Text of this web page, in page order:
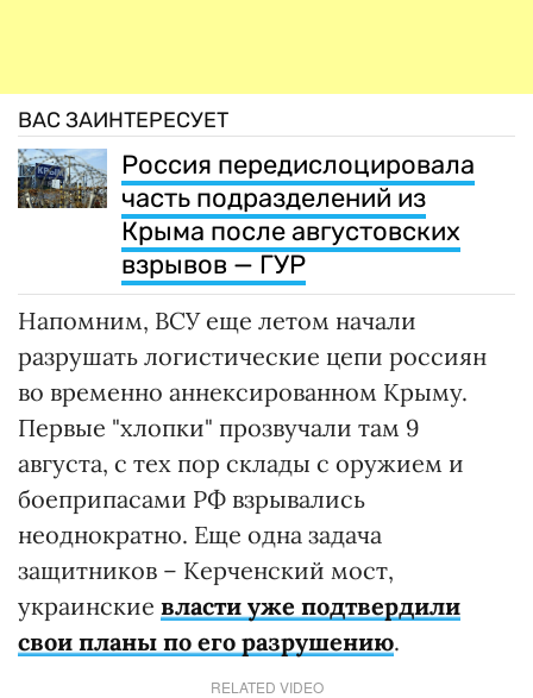
ВАС ЗАИНТЕРЕСУЕТ
Россия передислоцировала
часть подразделений из
Крыма после августовских
взрывов — ГУР
Напомним, ВСУ еще летом начали
разрушать логистические цепи россиян
во временно аннексированном Крыму.
Первые "хлопки" прозвучали там 9
августа, с тех пор склады с оружием и
боеприпасами РФ взрывались
неоднократно. Еще одна задача
защитников – Керченский мост,
украинские власти уже подтвердили
свои планы по его разрушению.
RELATED VIDEO